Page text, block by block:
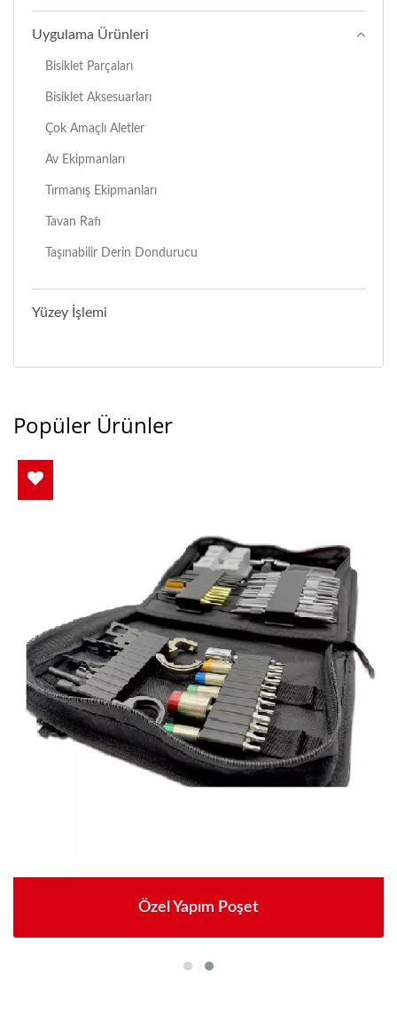
Uygulama Ürünleri
Bisiklet Parçaları
Bisiklet Aksesuarları
Çok Amaçlı Aletler
Av Ekipmanları
Tırmanış Ekipmanları
Tavan Rafı
Taşınabilir Derin Dondurucu
Yüzey İşlemi
Popüler Ürünler
Özel Yapım Poşet